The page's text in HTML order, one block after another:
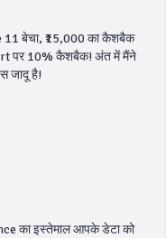
बेचा, ₹15,000 का कैशबैक
पर 10% कैशबैक! अंत में मैंने
जादू है!
का इस्तेमाल आपके डेटा को